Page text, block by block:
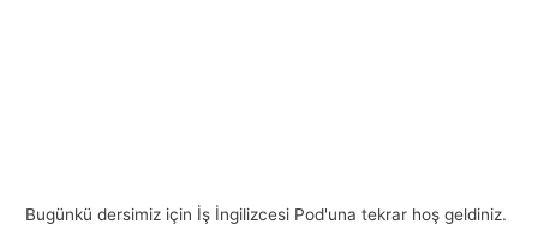
Bugünkü dersimiz için İş İngilizcesi Pod'una tekrar hoş geldiniz.